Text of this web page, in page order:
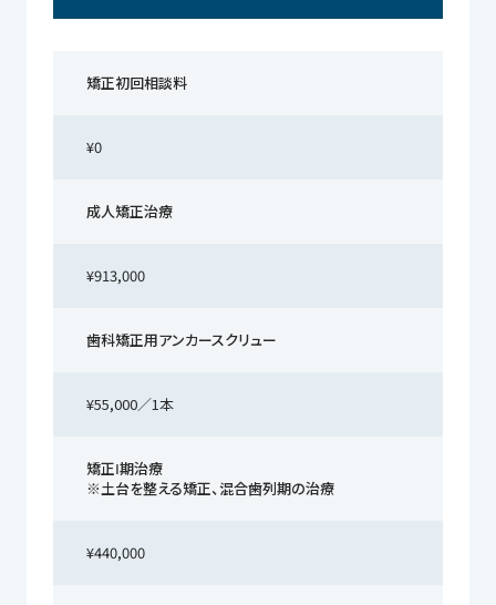
矯正初回相談料
¥0
成人矯正治療
¥913,000
歯科矯正用アンカースクリュー
¥55,000／1本
矯正Ⅰ期治療
※土台を整える矯正、混合歯列期の治療
¥440,000